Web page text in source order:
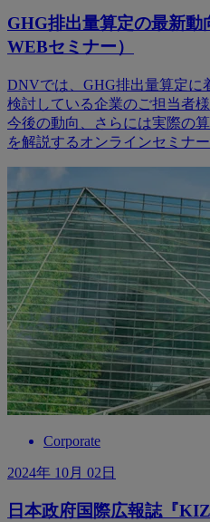
GHG排出量算定の最新
WEBセミナー）
DNVでは、GHG排出量算定に
検討している企業のご担当者
今後の動向、さらには実際の
を解説するオンラインセミナ
Corporate
2024年 10月 02日
日本政府国際広報誌『